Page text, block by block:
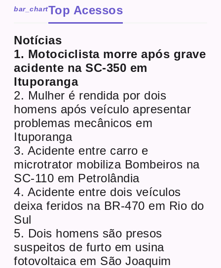
bar_chartTop Acessos
Notícias
1. Motociclista morre após grave
acidente na SC-350 em
Ituporanga
2. Mulher é rendida por dois
homens após veículo apresentar
problemas mecânicos em
Ituporanga
3. Acidente entre carro e
microtrator mobiliza Bombeiros na
SC-110 em Petrolândia
4. Acidente entre dois veículos
deixa feridos na BR-470 em Rio do
Sul
5. Dois homens são presos
suspeitos de furto em usina
fotovoltaica em São Joaquim